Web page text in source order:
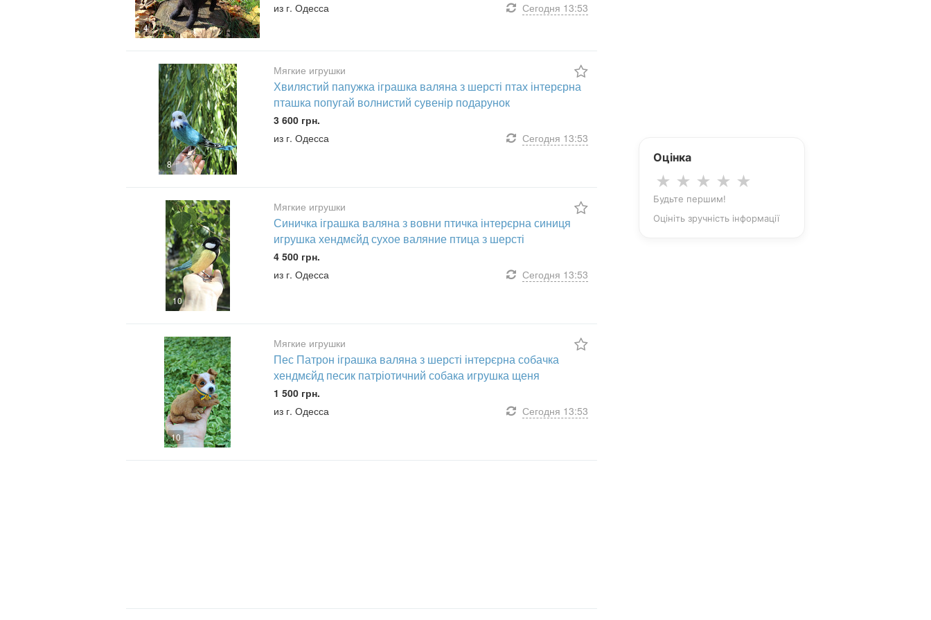
4
из г. Одесса
Сегодня 13:53
8
Мягкие игрушки
Хвилястий папужка іграшка валяна з шерсті птах інтерєрна
пташка попугай волнистий сувенір подарунок
3 600 грн.
из г. Одесса
Сегодня 13:53
10
Мягкие игрушки
Синичка іграшка валяна з вовни птичка інтерєрна синиця
игрушка хендмєйд сухое валяние птица з шерсті
4 500 грн.
из г. Одесса
Сегодня 13:53
10
Мягкие игрушки
Пес Патрон іграшка валяна з шерсті інтерєрна собачка
хендмєйд песик патріотичний собака игрушка щеня
1 500 грн.
из г. Одесса
Сегодня 13:53
Оцінка
★ ★ ★ ★ ★
Будьте першим!
Оцініть зручність інформації